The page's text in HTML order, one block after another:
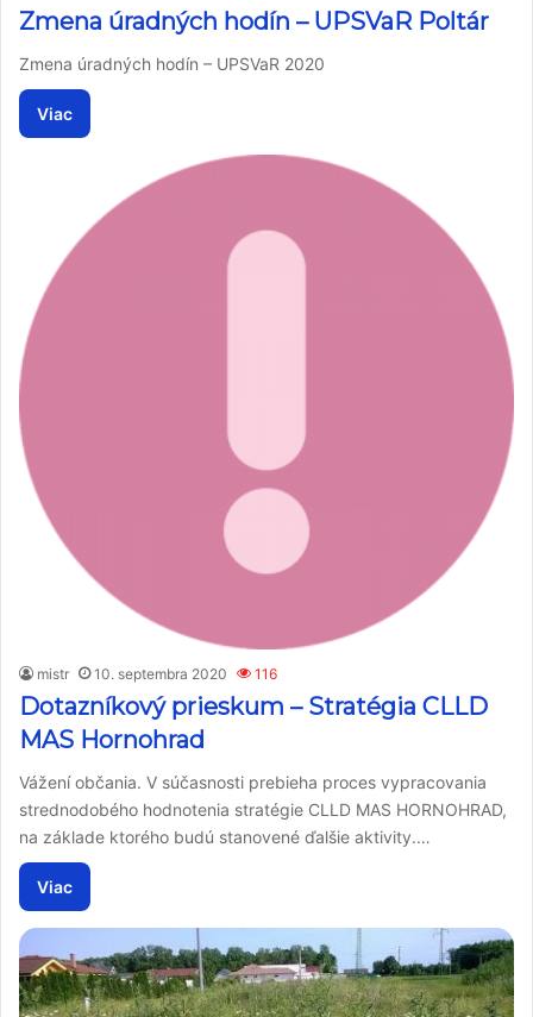
Zmena úradných hodín – UPSVaR Poltár
Zmena úradných hodín – UPSVaR 2020
Viac
mistr 10. septembra 2020 116
Dotazníkový prieskum – Stratégia CLLD
MAS Hornohrad
Vážení občania. V súčasnosti prebieha proces vypracovania
strednodobého hodnotenia stratégie CLLD MAS HORNOHRAD,
na základe ktorého budú stanovené ďalšie aktivity.…
Viac